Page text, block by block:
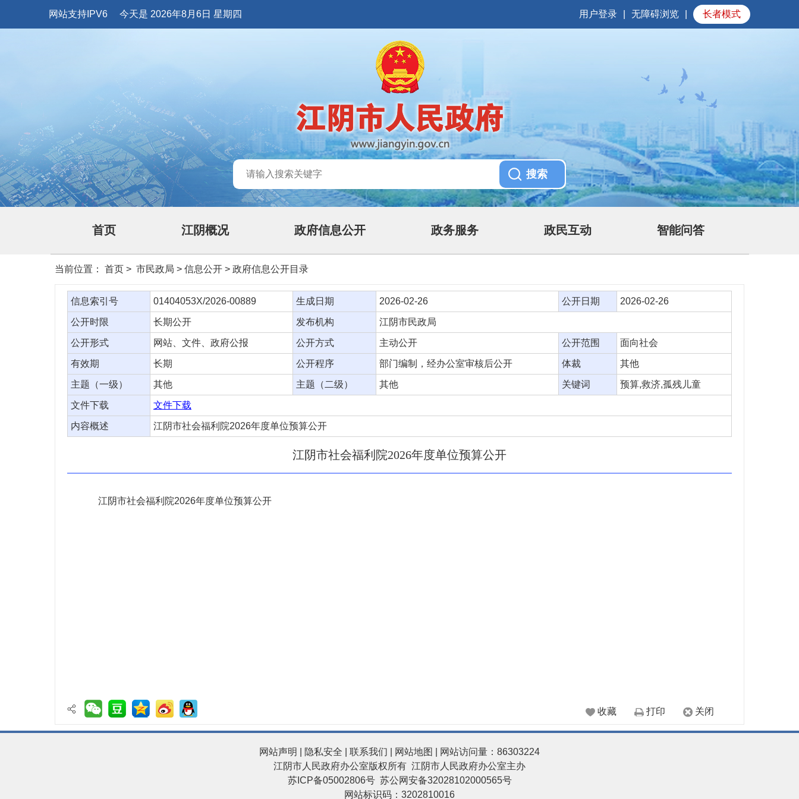
网站支持IPV6 今天是 2026年8月6日 星期四 用户登录 无障碍浏览 长者模式
首页 江阴概况 政府信息公开 政务服务 政民互动 智能问答
当前位置： 首页 > 市民政局 > 信息公开 > 政府信息公开目录
信息索引号 01404053X/2026-00889 生成日期 2026-02-26 公开日期 2026-02-26
公开时限 长期公开 发布机构 江阴市民政局
公开形式 网站、文件、政府公报 公开方式 主动公开 公开范围 面向社会
有效期 长期 公开程序 部门编制，经办公室审核后公开 体裁 其他
主题（一级） 其他 主题（二级） 其他 关键词 预算,救济,孤残儿童
文件下载 文件下载
内容概述 江阴市社会福利院2026年度单位预算公开
江阴市社会福利院2026年度单位预算公开
江阴市社会福利院2026年度单位预算公开
收藏 打印 关闭
网站声明 隐私安全 联系我们 网站地图
| 网站访问量：86303224
江阴市人民政府办公室版权所有 江阴市人民政府办公室主办
苏ICP备05002806号 苏公网安备32028102000565号
网站标识码：3202810016